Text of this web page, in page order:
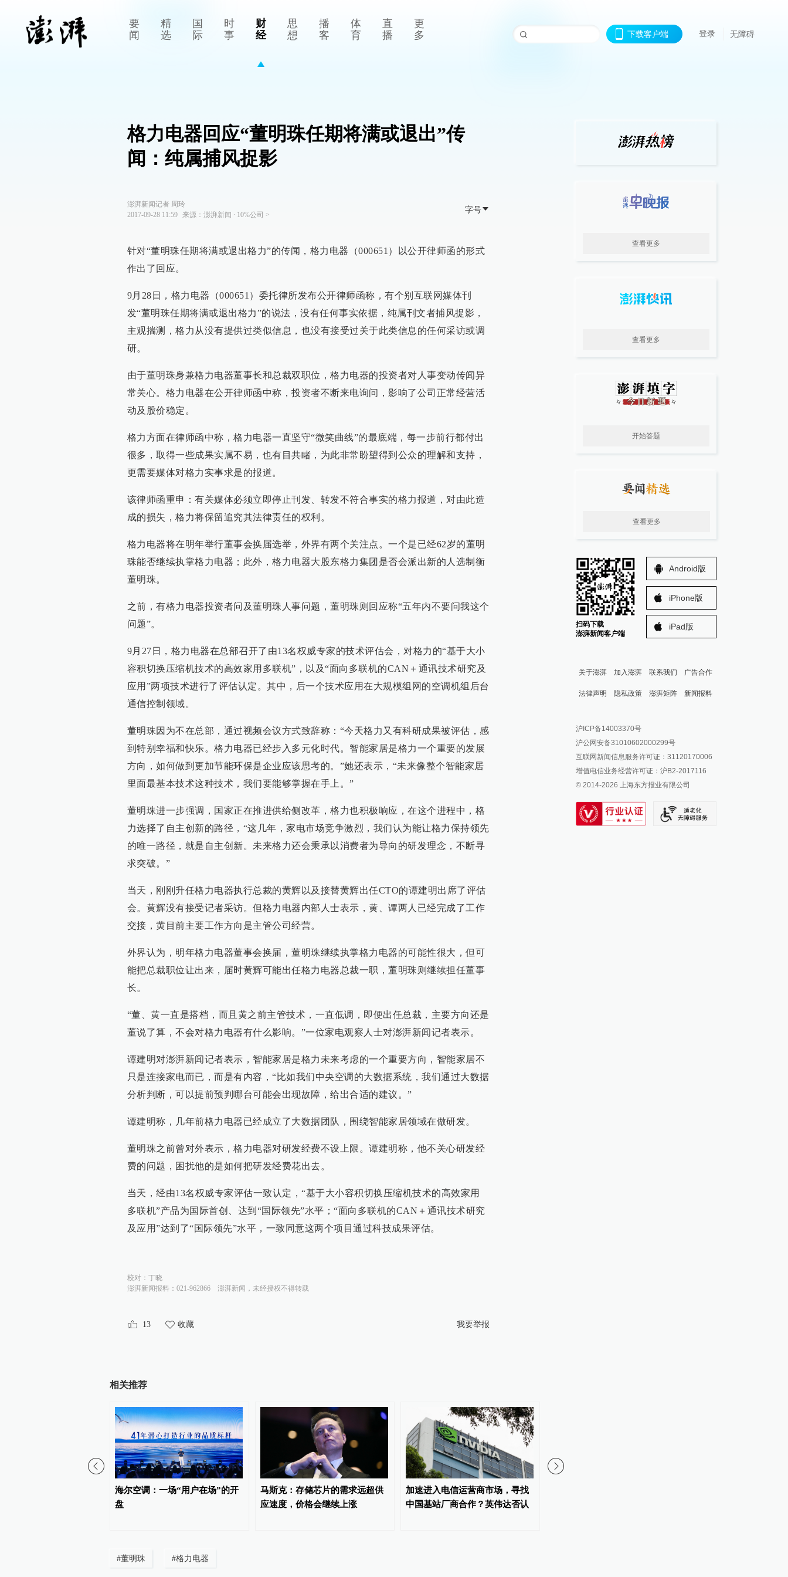
要
闻
精
选
国
际
时
事
财
经
思
想
播
客
体
育
直
播
更
多
下载客户端 登录 无障碍
格力电器回应“董明珠任期将满或退出”传
闻：纯属捕风捉影
澎湃新闻记者 周玲
2017-09-28 11:59
来源： 澎湃新闻 ∙ 10%公司 >
字号
针对“董明珠任期将满或退出格力”的传闻，格力电器（000651）以公开律师函的形式
作出了回应。
9月28日，格力电器（000651）委托律所发布公开律师函称，有个别互联网媒体刊
发“董明珠任期将满或退出格力”的说法，没有任何事实依据，纯属刊文者捕风捉影，
主观揣测，格力从没有提供过类似信息，也没有接受过关于此类信息的任何采访或调
研。
由于董明珠身兼格力电器董事长和总裁双职位，格力电器的投资者对人事变动传闻异
常关心。格力电器在公开律师函中称，投资者不断来电询问，影响了公司正常经营活
动及股价稳定。
格力方面在律师函中称，格力电器一直坚守“微笑曲线”的最底端，每一步前行都付出
很多，取得一些成果实属不易，也有目共睹，为此非常盼望得到公众的理解和支持，
更需要媒体对格力实事求是的报道。
该律师函重申：有关媒体必须立即停止刊发、转发不符合事实的格力报道，对由此造
成的损失，格力将保留追究其法律责任的权利。
格力电器将在明年举行董事会换届选举，外界有两个关注点。一个是已经62岁的董明
珠能否继续执掌格力电器；此外，格力电器大股东格力集团是否会派出新的人选制衡
董明珠。
之前，有格力电器投资者问及董明珠人事问题，董明珠则回应称“五年内不要问我这个
问题”。
9月27日，格力电器在总部召开了由13名权威专家的技术评估会，对格力的“基于大小
容积切换压缩机技术的高效家用多联机”，以及“面向多联机的CAN＋通讯技术研究及
应用”两项技术进行了评估认定。其中，后一个技术应用在大规模组网的空调机组后台
通信控制领域。
董明珠因为不在总部，通过视频会议方式致辞称：“今天格力又有科研成果被评估，感
到特别幸福和快乐。格力电器已经步入多元化时代。智能家居是格力一个重要的发展
方向，如何做到更加节能环保是企业应该思考的。”她还表示，“未来像整个智能家居
里面最基本技术这种技术，我们要能够掌握在手上。”
董明珠进一步强调，国家正在推进供给侧改革，格力也积极响应，在这个进程中，格
力选择了自主创新的路径，“这几年，家电市场竞争激烈，我们认为能让格力保持领先
的唯一路径，就是自主创新。未来格力还会秉承以消费者为导向的研发理念，不断寻
求突破。”
当天，刚刚升任格力电器执行总裁的黄辉以及接替黄辉出任CTO的谭建明出席了评估
会。黄辉没有接受记者采访。但格力电器内部人士表示，黄、谭两人已经完成了工作
交接，黄目前主要工作方向是主管公司经营。
外界认为，明年格力电器董事会换届，董明珠继续执掌格力电器的可能性很大，但可
能把总裁职位让出来，届时黄辉可能出任格力电器总裁一职，董明珠则继续担任董事
长。
“董、黄一直是搭档，而且黄之前主管技术，一直低调，即便出任总裁，主要方向还是
董说了算，不会对格力电器有什么影响。”一位家电观察人士对澎湃新闻记者表示。
谭建明对澎湃新闻记者表示，智能家居是格力未来考虑的一个重要方向，智能家居不
只是连接家电而已，而是有内容，“比如我们中央空调的大数据系统，我们通过大数据
分析判断，可以提前预判哪台可能会出现故障，给出合适的建议。”
谭建明称，几年前格力电器已经成立了大数据团队，围绕智能家居领域在做研发。
董明珠之前曾对外表示，格力电器对研发经费不设上限。谭建明称，他不关心研发经
费的问题，困扰他的是如何把研发经费花出去。
当天，经由13名权威专家评估一致认定，“基于大小容积切换压缩机技术的高效家用
多联机”产品为国际首创、达到“国际领先”水平；“面向多联机的CAN＋通讯技术研究
及应用”达到了“国际领先”水平，一致同意这两个项目通过科技成果评估。
校对： 丁晓
澎湃新闻报料：021-962866
澎湃新闻，未经授权不得转载
13 收藏 我要举报
相关推荐
海尔空调：一场“用户在场”的开
盘
马斯克：存储芯片的需求远超供
应速度，价格会继续上涨
加速进入电信运营商市场，寻找
中国基站厂商合作？英伟达否认
#董明珠 #格力电器
查看更多
查看更多
开始答题
查看更多
扫码下载
澎湃新闻客户端
Android版
iPhone版
iPad版
关于澎湃 加入澎湃 联系我们 广告合作
法律声明 隐私政策 澎湃矩阵
澎湃新闻公众号
澎湃新闻抖音号
派生万物开放平台
IP SHANGHAI
SIXTH TONE
新闻报料
报料邮箱: news@thepaper.cn
沪ICP备14003370号
沪公网安备31010602000299号
互联网新闻信息服务许可证：31120170006
增值电信业务经营许可证：沪B2-2017116
© 2014-2026 上海东方报业有限公司